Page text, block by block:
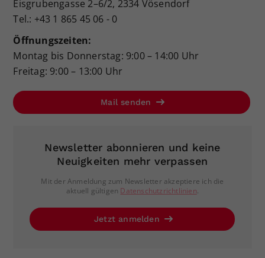
Eisgrubengasse 2–6/2, 2334 Vösendorf
Tel.: +43 1 865 45 06 - 0
Öffnungszeiten:
Montag bis Donnerstag: 9:00 – 14:00 Uhr
Freitag: 9:00 – 13:00 Uhr
Mail senden
Newsletter abonnieren und keine
Neuigkeiten mehr verpassen
Mit der Anmeldung zum Newsletter akzeptiere ich die
aktuell gültigen Datenschutzrichtlinien.
Jetzt anmelden